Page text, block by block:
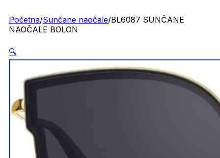
Početna/Sunčane naočale/BL6087 SUNČANE
NAOČALE BOLON
🔍